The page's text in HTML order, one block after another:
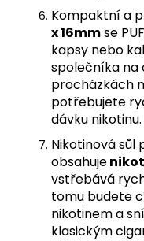
Kompaktní a
x 16mmse
kapsy nebo
společníka
procházkách
potřebujete
dávku nikotinu.
Nikotinová sůl
obsahuje
vstřebává
tomu budete
nikotinem a
klasickým